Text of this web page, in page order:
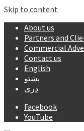
Skip to content
About us
Partners and
Commercial
Contact us
English
پشتو
دری
Facebook
YouTube